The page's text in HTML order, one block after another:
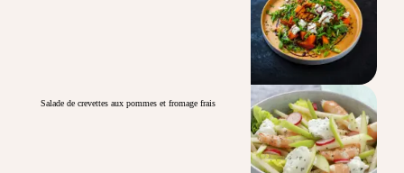
Salade de crevettes aux pommes et fromage frais